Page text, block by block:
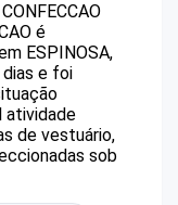
é
ESPINOSA,
dias e foi
atividade
de vestuário,
sob